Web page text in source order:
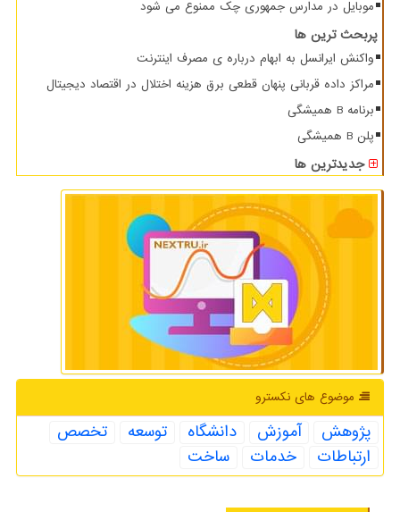
موبایل در مدارس جمهوری چک ممنوع می شود
پربحث ترین ها
واکنش ایرانسل به ابهام درباره ی مصرف اینترنت
مراکز داده قربانی پنهان قطعی برق هزینه اختلال در اقتصاد دیجیتال
برنامه B همیشگی
پلن B همیشگی
جدیدترین ها
موضوع های نكسترو
پژوهش آموزش دانشگاه توسعه
تخصص
ارتباطات
خدمات ساخت